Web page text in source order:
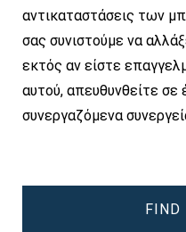
αντικαταστάσεις των
σας συνιστούμε να
εκτός αν είστε
αυτού, απευθυνθείτε σε
συνεργαζόμενα
FIND